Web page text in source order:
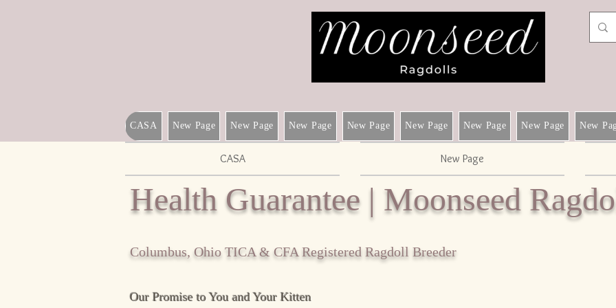
CASA New Page New Page New Page New Page New Page New Page New Page New
CASA New Page
Health Guarantee | Moonseed
Columbus, Ohio TICA & CFA Registered Ragdoll Breeder
Our Promise to You and Your Kitten